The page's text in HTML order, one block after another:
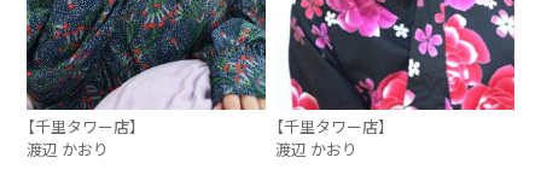
【千里タワー店】
渡辺 かおり
【千里タワー店】
渡辺 かおり